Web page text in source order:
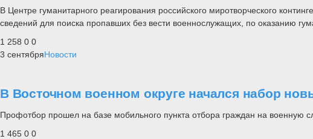
В Центре гуманитарного реагирования российского миротворческого
сведений для поиска пропавших без вести военнослужащих, по оказанию
1 258 0 0
3 сентябряНовости
В Восточном военном округе начался набор
Профотбор прошел на базе мобильного пункта отбора граждан на военную
1 465 0 0